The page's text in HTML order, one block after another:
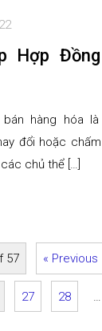
Hợp
hàng hóa
đổi hoặc
chủ thể […]
57 « Previous
27 28 …